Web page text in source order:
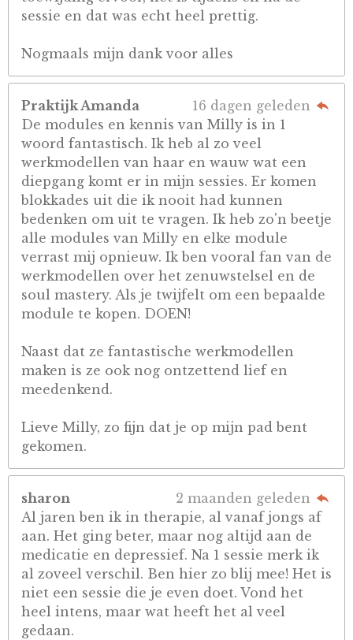
sessie en dat was echt heel prettig.
Nogmaals mijn dank voor alles
Praktijk Amanda
16 dagen geleden
De modules en kennis van Milly is in 1
woord fantastisch. Ik heb al zo veel
werkmodellen van haar en wauw wat een
diepgang komt er in mijn sessies. Er komen
blokkades uit die ik nooit had kunnen
bedenken om uit te vragen. Ik heb zo'n beetje
alle modules van Milly en elke module
verrast mij opnieuw. Ik ben vooral fan van de
werkmodellen over het zenuwstelsel en de
soul mastery. Als je twijfelt om een bepaalde
module te kopen. DOEN!
Naast dat ze fantastische werkmodellen
maken is ze ook nog ontzettend lief en
meedenkend.
Lieve Milly, zo fijn dat je op mijn pad bent
gekomen.
sharon
2 maanden geleden
Al jaren ben ik in therapie, al vanaf jongs af
aan. Het ging beter, maar nog altijd aan de
medicatie en depressief. Na 1 sessie merk ik
al zoveel verschil. Ben hier zo blij mee! Het is
niet een sessie die je even doet. Vond het
heel intens, maar wat heeft het al veel
gedaan.